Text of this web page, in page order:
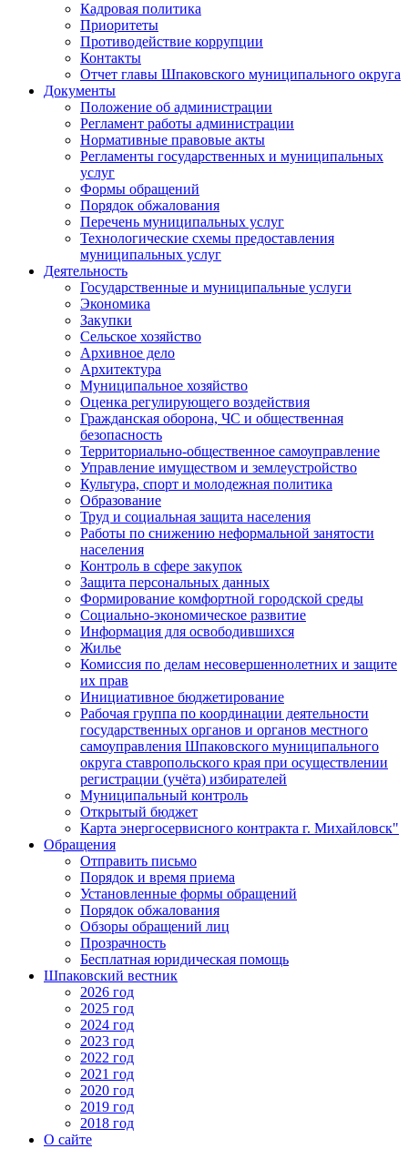
Кадровая политика
Приоритеты
Противодействие коррупции
Контакты
Отчет главы Шпаковского муниципального округа
Документы
Положение об администрации
Регламент работы администрации
Нормативные правовые акты
Регламенты государственных и муниципальных
услуг
Формы обращений
Порядок обжалования
Перечень муниципальных услуг
Технологические схемы предоставления
муниципальных услуг
Деятельность
Государственные и муниципальные услуги
Экономика
Закупки
Сельское хозяйство
Архивное дело
Архитектура
Муниципальное хозяйство
Оценка регулирующего воздействия
Гражданская оборона, ЧС и общественная
безопасность
Территориально-общественное самоуправление
Управление имуществом и землеустройство
Культура, спорт и молодежная политика
Образование
Труд и социальная защита населения
Работы по снижению неформальной занятости
населения
Контроль в сфере закупок
Защита персональных данных
Формирование комфортной городской среды
Социально-экономическое развитие
Информация для освободившихся
Жилье
Комиссия по делам несовершеннолетних и защите
их прав
Инициативное бюджетирование
Рабочая группа по координации деятельности
государственных органов и органов местного
самоуправления Шпаковского муниципального
округа ставропольского края при осуществлении
регистрации (учёта) избирателей
Муниципальный контроль
Открытый бюджет
Карта энергосервисного контракта г. Михайловск"
Обращения
Отправить письмо
Порядок и время приема
Установленные формы обращений
Порядок обжалования
Обзоры обращений лиц
Прозрачность
Бесплатная юридическая помощь
Шпаковский вестник
2026 год
2025 год
2024 год
2023 год
2022 год
2021 год
2020 год
2019 год
2018 год
О сайте